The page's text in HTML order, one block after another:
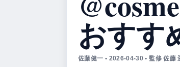
おすす
佐藤健一 • 2026-04-30 • 監修 佐藤